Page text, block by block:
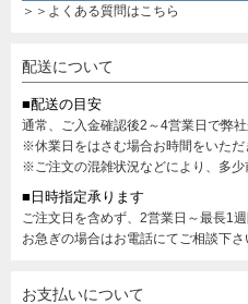
＞＞よくある質問はこちら
配送について
■配送の目安
通常、ご入金確認後2～4営業日で弊社
※休業日をはさむ場合お時間をいただ
※ご注文の混雑状況などにより、多少
■日時指定承ります
ご注文日を含めず、2営業日～最長1
お急ぎの場合はお電話にてご相談下さ
お支払いについて